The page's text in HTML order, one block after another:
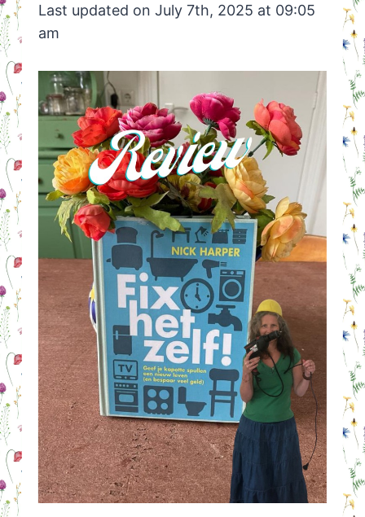
Last updated on July 7th, 2025 at 09:05
am